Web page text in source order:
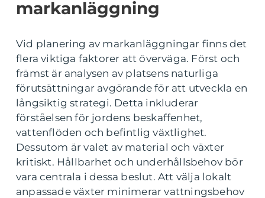
markanläggning
Vid planering av markanläggningar finns det
flera viktiga faktorer att överväga. Först och
främst är analysen av platsens naturliga
förutsättningar avgörande för att utveckla en
långsiktig strategi. Detta inkluderar
förståelsen för jordens beskaffenhet,
vattenflöden och befintlig växtlighet.
Dessutom är valet av material och växter
kritiskt. Hållbarhet och underhållsbehov bör
vara centrala i dessa beslut. Att välja lokalt
anpassade växter minimerar vattningsbehov